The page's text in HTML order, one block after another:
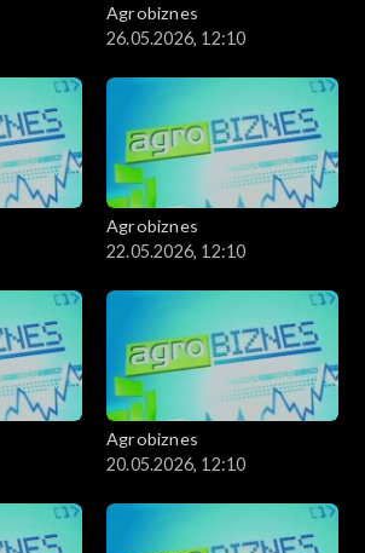
Agrobiznes
26.05.2026, 12:10
Agrobiznes
22.05.2026, 12:10
Agrobiznes
20.05.2026, 12:10